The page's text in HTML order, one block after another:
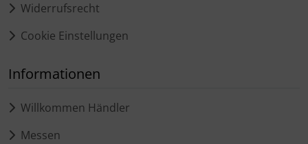
Widerrufsrecht
Cookie Einstellungen
Informationen
Willkommen Händler
Messen